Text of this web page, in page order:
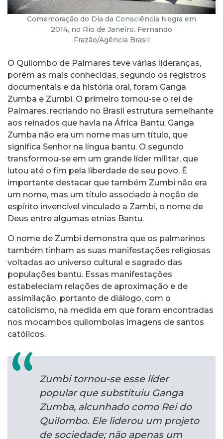
Comemoração do Dia da Consciência Negra em
2014, no Rio de Janeiro. Fernando
Frazão/Agência Brasil
O Quilombo de Palmares teve várias lideranças,
porém as mais conhecidas, segundo os registros
documentais e da história oral, foram Ganga
Zumba e Zumbi. O primeiro tornou-se o rei de
Palmares, recriando no Brasil estrutura semelhante
aos reinados que havia na África Bantu. Ganga
Zumba não era um nome mas um título, que
significa Senhor na língua bantu. O segundo
transformou-se em um grande líder militar, que
lutou até o fim pela liberdade de seu povo. É
importante destacar que também Zumbi não era
um nome, mas um título associado à noção de
espírito invencível vinculado a Zambi, o nome de
Deus entre algumas etnias Bantu.
O nome de Zumbi demonstra que os palmarinos
também tinham as suas manifestações religiosas
voltadas ao universo cultural e sagrado das
populações bantu. Essas manifestações
estabeleciam relações de aproximação e de
assimilação, portanto de diálogo, com o
catolicismo, na medida em que foram encontradas
nos mocambos quilombolas imagens de santos
católicos.
Zumbi tornou-se esse líder
popular que substituiu Ganga
Zumba, alcunhado como Rei do
Quilombo. Ele liderou um projeto
de sociedade; não apenas um